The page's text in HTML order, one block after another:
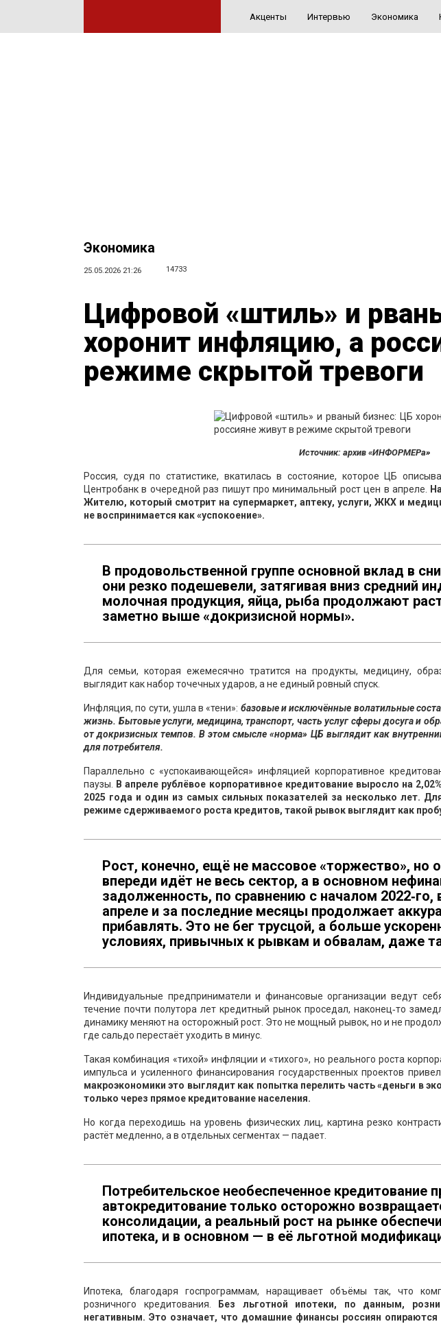
Акценты Интервью Экономика
Экономика
25.05.2026 21:26 14733
Цифровой «штиль» и
хоронит инфляцию, а
режиме скрытой тревоги
Источник: архив «ИНФОРМЕРа»
Россия, судя по статистике, вкатилась в состояние, которое ЦБ
Центробанк в очередной раз пишут про минимальный рост цен в апреле.
Жителю, который смотрит на супермаркет, аптеку, услуги, ЖКХ и
не воспринимается как «успокоение».
В продовольственной группе основной вклад в
они резко подешевели, затягивая вниз средний
молочная продукция, яйца, рыба продолжают
заметно выше «докризисной нормы».
Для семьи, которая ежемесячно тратится на продукты, медицину,
выглядит как набор точечных ударов, а не единый ровный спуск.
Инфляция, по сути, ушла в «тени»: базовые и исключённые волатильные
жизнь. Бытовые услуги, медицина, транспорт, часть услуг сферы досуга и
от докризисных темпов. В этом смысле «норма» ЦБ выглядит как
для потребителя.
Параллельно с «успокаивающейся» инфляцией корпоративное
паузы.
В апреле рублёвое корпоративное кредитование выросло на
2025 года и один из самых сильных показателей за несколько лет.
режиме сдерживаемого роста кредитов, такой рывок выглядит как
Рост, конечно, ещё не массовое «торжество», но
впереди идёт не весь сектор, а в основном
задолженность, по сравнению с началом 2022‑го,
апреле и за последние месяцы продолжает
прибавлять. Это не бег трусцой, а больше
условиях, привычных к рывкам и обвалам, даже
Индивидуальные предприниматели и финансовые организации ведут
течение почти полутора лет кредитный рынок проседал, наконец‑то
динамику меняют на осторожный рост. Это не мощный рывок, но и не
где сальдо перестаёт уходить в минус.
Такая комбинация «тихой» инфляции и «тихого», но реального роста
импульса и усиленного финансирования государственных проектов
макроэкономики это выглядит как попытка перелить часть «деньги в
только через прямое кредитование населения.
Но когда переходишь на уровень физических лиц, картина резко
растёт медленно, а в отдельных сегментах — падает.
Потребительское необеспеченное кредитование
автокредитование только осторожно
консолидации, а реальный рост на рынке
ипотека, и в основном — в её льготной
Ипотека, благодаря госпрограммам, наращивает объёмы так, что
розничного кредитования.
Без льготной ипотеки, по данным,
негативным. Это означает, что домашние финансы россиян